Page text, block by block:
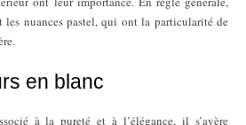
nuances pastel, qui ont la particularité de
en blanc
à la pureté et à l’élégance, il s’avère